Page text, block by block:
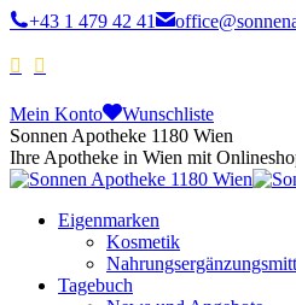
+43 1 479 42 41
Mein Konto
Wunschliste
Sonnen Apotheke 1180 Wien
Ihre Apotheke in Wien mit
Eigenmarken
Kosmetik
Tagebuch